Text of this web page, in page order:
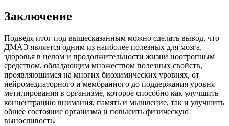
Заключение
Подведя итог под вышесказанным можно сделать вывод, что
ДМАЭ является одним из наиболее полезных для мозга,
здоровья в целом и продолжительности жизни ноотропным
средством, обладающим множеством полезных свойств,
проявляющимся на многих биохимических уровнях, от
нейромедиаторного и мембранного до поддержания уровня
метилирования в организме, которое способно как улучшить
концентрацию внимания, память и мышление, так и улучшить
общее состояние организма и повысить физическую
выносливость.